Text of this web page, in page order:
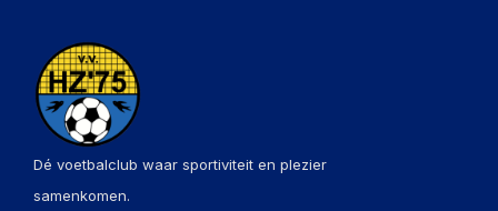
Dé voetbalclub waar sportiviteit en plezier
samenkomen.